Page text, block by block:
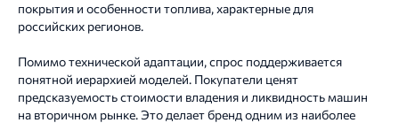
покрытия и особенности топлива, характерные для
российских регионов.
Помимо технической адаптации, спрос поддерживается
понятной иерархией моделей. Покупатели ценят
предсказуемость стоимости владения и ликвидность машин
на вторичном рынке. Это делает бренд одним из наиболее